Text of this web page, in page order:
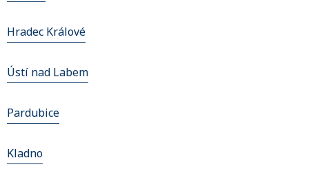
Hradec Králové
Ústí nad Labem
Pardubice
Kladno